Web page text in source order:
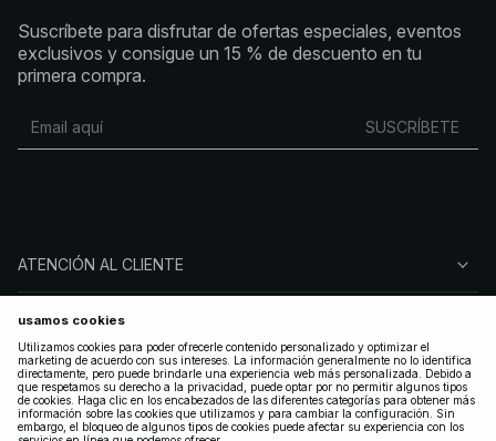
Suscríbete para disfrutar de ofertas especiales, eventos
exclusivos y consigue un 15 % de descuento en tu
primera compra.
SUSCRÍBETE
ATENCIÓN AL CLIENTE
SOBRE NA-KD
SÍGUENOS
LEGAL